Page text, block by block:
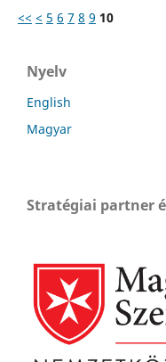
<< < 5 6 7 8 9 10
Nyelv
English
Magyar
Stratégiai partner